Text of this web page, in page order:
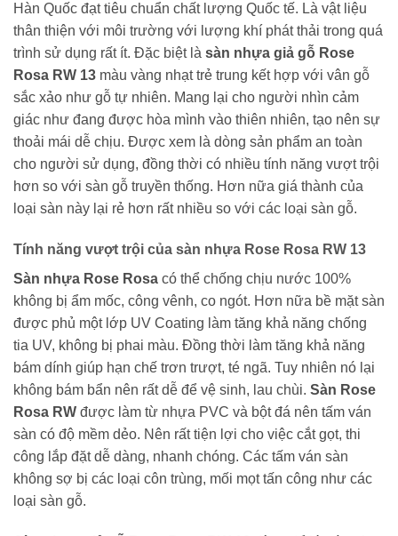
Hàn Quốc đạt tiêu chuẩn chất lượng Quốc tế. Là vật liệu
thân thiện với môi trường với lượng khí phát thải trong quá
trình sử dụng rất ít. Đặc biệt là sàn nhựa giả gỗ Rose
Rosa RW 13 màu vàng nhạt trẻ trung kết hợp với vân gỗ
sắc xảo như gỗ tự nhiên. Mang lại cho người nhìn cảm
giác như đang được hòa mình vào thiên nhiên, tạo nên sự
thoải mái dễ chịu. Được xem là dòng sản phẩm an toàn
cho người sử dụng, đồng thời có nhiều tính năng vượt trội
hơn so với sàn gỗ truyền thống. Hơn nữa giá thành của
loại sàn này lại rẻ hơn rất nhiều so với các loại sàn gỗ.
Tính năng vượt trội của sàn nhựa Rose Rosa RW 13
Sàn nhựa Rose Rosa có thể chống chịu nước 100%
không bị ẩm mốc, công vênh, co ngót. Hơn nữa bề mặt sàn
được phủ một lớp UV Coating làm tăng khả năng chống
tia UV, không bị phai màu. Đồng thời làm tăng khả năng
bám dính giúp hạn chế trơn trượt, té ngã. Tuy nhiên nó lại
không bám bẩn nên rất dễ để vệ sinh, lau chùi. Sàn Rose
Rosa RW được làm từ nhựa PVC và bột đá nên tấm ván
sàn có độ mềm dẻo. Nên rất tiện lợi cho việc cắt gọt, thi
công lắp đặt dễ dàng, nhanh chóng. Các tấm ván sàn
không sợ bị các loại côn trùng, mối mọt tấn công như các
loại sàn gỗ.